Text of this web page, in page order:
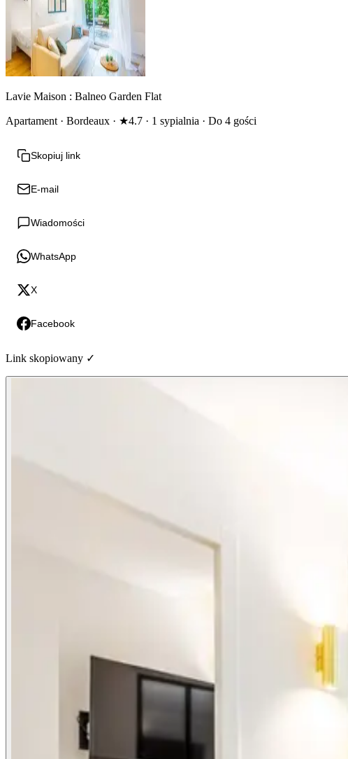
Lavie Maison : Balneo Garden Flat
Apartament · Bordeaux · ★4.7 · 1 sypialnia · Do 4 gości
Skopiuj link
E-mail
Wiadomości
WhatsApp
X
Facebook
Link skopiowany ✓